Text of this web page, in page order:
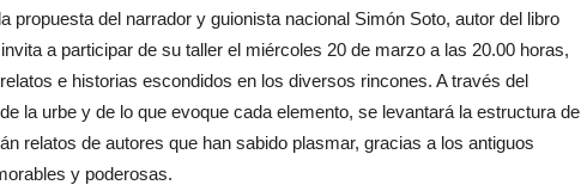
propuesta del narrador y guionista nacional Simón Soto, autor del libro
a participar de su taller el miércoles 20 de marzo a las 20.00 horas,
e historias escondidos en los diversos rincones. A través del
la urbe y de lo que evoque cada elemento, se levantará la estructura de
relatos de autores que han sabido plasmar, gracias a los antiguos
y poderosas.